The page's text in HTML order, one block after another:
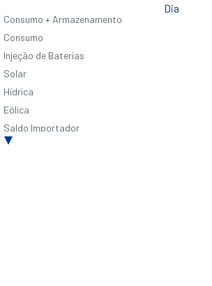
Dia
Consumo + Armazenamento
Consumo
Injeção de Baterias
Solar
Hídrica
Eólica
Saldo Importador
Gás Natural